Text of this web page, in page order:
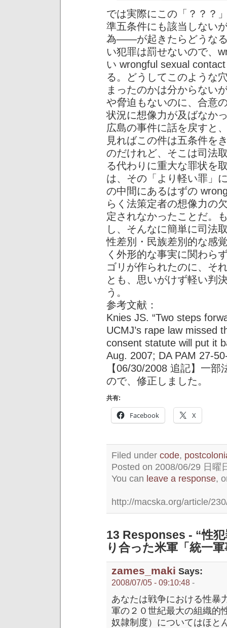
では実際にこの「？？？
準五条件にも該当しない
為——が起きたらどうな
い犯罪は罰せないので、
い wrongful sexual
る。どうしてこのような
まったのかは分からない
や脅迫もないのに、合意
状況に想像力が及ばなか
広島の事件に話を戻すと
見ればこの件は五条件を
のだけれど、そこは司法
る代わりに重大な罪状を
は、その「より軽い罪」
の中間にあるはずの
らく法策定者の想像力の
定されなかったことだ。
し、そんなに簡単に司法
性差別・民族差別的な感
く外形的な事実に関わら
ゴリが作られたのに、そ
とも、思いがけず軽い判
う。
参考文献：
Knies JS. “Two steps
UCMJ’s rape law missed
consent statute will put it
Aug. 2007; DA PAM 27-
【06/30/2008 追記】一
ので、修正しました。
共有:
Facebook X
Filed under code,
Posted on 2008/06/29 日曜
You can leave a response,
http://macska.org/article/
13 Responses - “性
り合った米軍「統一
zames_maki Says:
2008/07/05 - 09:10:48 -
あなたは戦争における性暴
軍の２０世紀最大の組織的
奴隷制度）についてはほと